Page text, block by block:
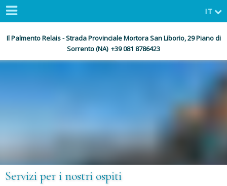
IT
Il Palmento Relais - Strada Provinciale Mortora San Liborio, 29 Piano di
Sorrento (NA) +39 081 8786423
Servizi per i nostri ospiti